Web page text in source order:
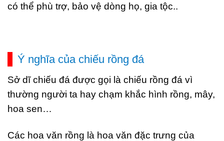
có thể phù trợ, bảo vệ dòng họ, gia tộc..
Ý nghĩa của chiếu rồng đá
Sở dĩ chiếu đá được gọi là chiếu rồng đá vì
thường người ta hay chạm khắc hình rồng, mây,
hoa sen…
Các hoa văn rồng là hoa văn đặc trưng của